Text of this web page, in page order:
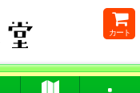
カート